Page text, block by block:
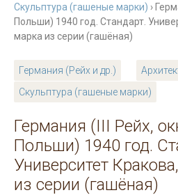
Скульптура (гашеные марки) ›
Польши) 1940 год. Стандарт.
марка из серии (гашёная)
Германия (Рейх и др.)
Скульптура (гашеные марки)
Германия (III Рейх,
Польши) 1940 год.
Университет
из серии (гашёная)